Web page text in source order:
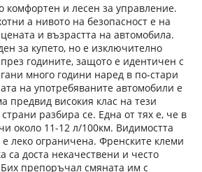
комфортен и лесен за управление.
а нивото на безопасност е на
и възрастта на автомобила.
за купето, но е изключително
годините, защото е идентичен с
много години наред в по-стари
на употребяваните автомобили е
предвид високия клас на тези
разбира се. Една от тях е, че в
около 11-12 л/100км. Видимостта
е леко ограничена. Френските клеми
са доста некачествени и често
препоръчал смяната им с